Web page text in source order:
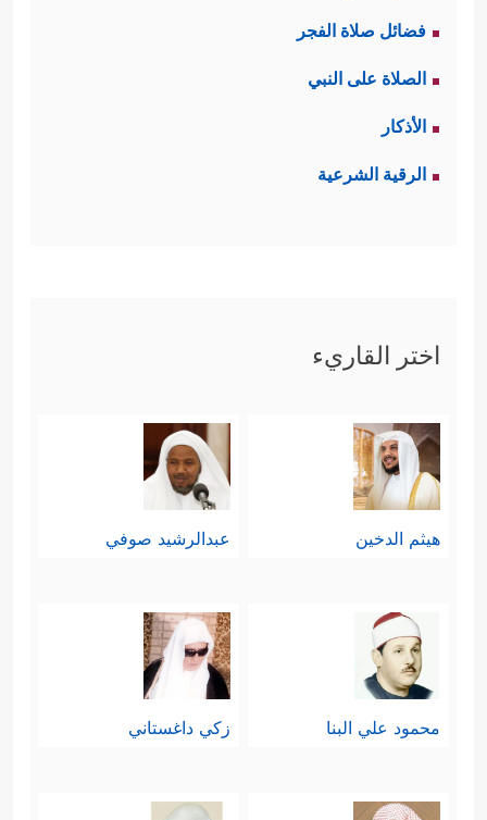
فضائل صلاة الفجر
الصلاة على النبي
الأذكار
الرقية الشرعية
اختر القاريء
هيثم الدخين عبدالرشيد صوفي
محمود علي البنا زكي داغستاني